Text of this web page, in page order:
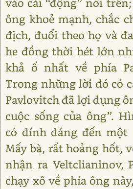
ông khoẻ mạnh, chắc
địch, đuổi theo họ và
he đồng thời hét lớn
khả ố nhất về phía
Trong những lời đó có
Pavlovitch đã lợi dụng
cuộc sống của ông’’.
có dính dáng đến một
Mấy bà, rất hoảng hốt,
nhận ra Veltclianinov,
chạy xô về phía ông